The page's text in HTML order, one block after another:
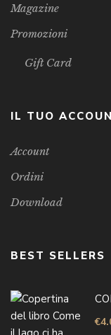
Magazine
Promozioni
Gift Card
IL TUO
Account
Ordini
Download
BEST SELLERS
€